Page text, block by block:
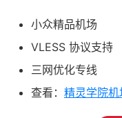
小众精品机场
VLESS 协议支持
三网优化专线
查看： 精灵学院